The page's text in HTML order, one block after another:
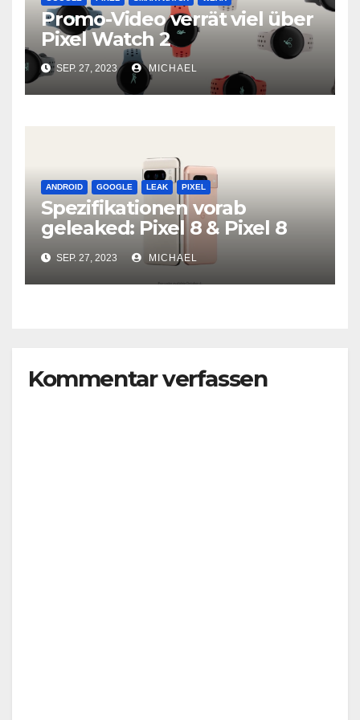
Promo-Video verrät viel über
Pixel Watch 2
SEP. 27, 2023 MICHAEL
ANDROID GOOGLE LEAK PIXEL
Spezifikationen vorab
geleaked: Pixel 8 & Pixel 8
Pro
SEP. 27, 2023 MICHAEL
Kommentar verfassen